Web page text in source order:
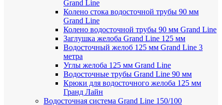
Grand Line
Колено стока водосточной трубы 90 мм
Grand Line
Колено водосточной трубы 90 мм Grand Line
Заглушка желоба Grand Line 125 мм
Водосточный желоб 125 мм Grand Line 3
метра
Углы желоба 125 мм Grand Line
Водосточные трубы Grand Line 90 мм
Крюки для водосточного желоба 125 мм
Гранд Лайн
Водосточная система Grand Line 150/100